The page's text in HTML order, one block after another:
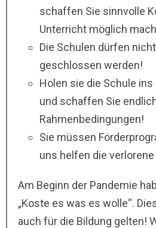
schaffen Sie sinnvolle
Unterricht möglich
Die Schulen dürfen
geschlossen werden!
Holen sie die Schule
und schaffen Sie
Rahmenbedingungen!
Sie müssen
uns helfen die
Am Beginn der Pandemie
„Koste es was es wolle“.
auch für die Bildung gelten!